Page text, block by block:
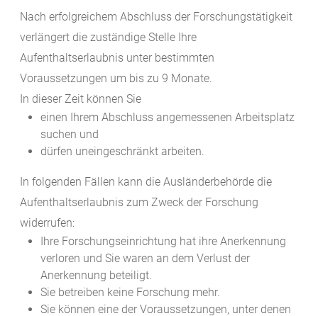
Nach erfolgreichem Abschluss der Forschungstätigkeit
verlängert die zuständige Stelle Ihre
Aufenthaltserlaubnis unter bestimmten
Voraussetzungen um bis zu 9 Monate.
In dieser Zeit können Sie
einen Ihrem Abschluss angemessenen Arbeitsplatz
suchen und
dürfen uneingeschränkt arbeiten.
In folgenden Fällen kann die Ausländerbehörde die
Aufenthaltserlaubnis zum Zweck der Forschung
widerrufen:
Ihre Forschungseinrichtung hat ihre Anerkennung
verloren und Sie waren an dem Verlust der
Anerkennung beteiligt.
Sie betreiben keine Forschung mehr.
Sie können eine der Voraussetzungen, unter denen